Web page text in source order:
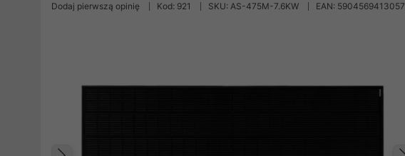
Dodaj pierwszą opinię Kod: 921 SKU: AS-475M-7.6KW EAN: 5904569413057